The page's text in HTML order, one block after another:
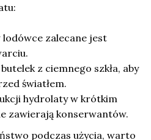
zalecane jest
z ciemnego szkła, aby
światłem.
hydrolaty w krótkim
zawierają konserwantów.
podczas użycia, warto